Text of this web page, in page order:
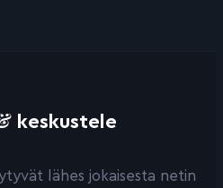
keskustele
lähes jokaisesta netin